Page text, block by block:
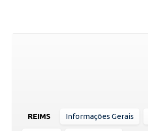
REIMS Informações Gerais